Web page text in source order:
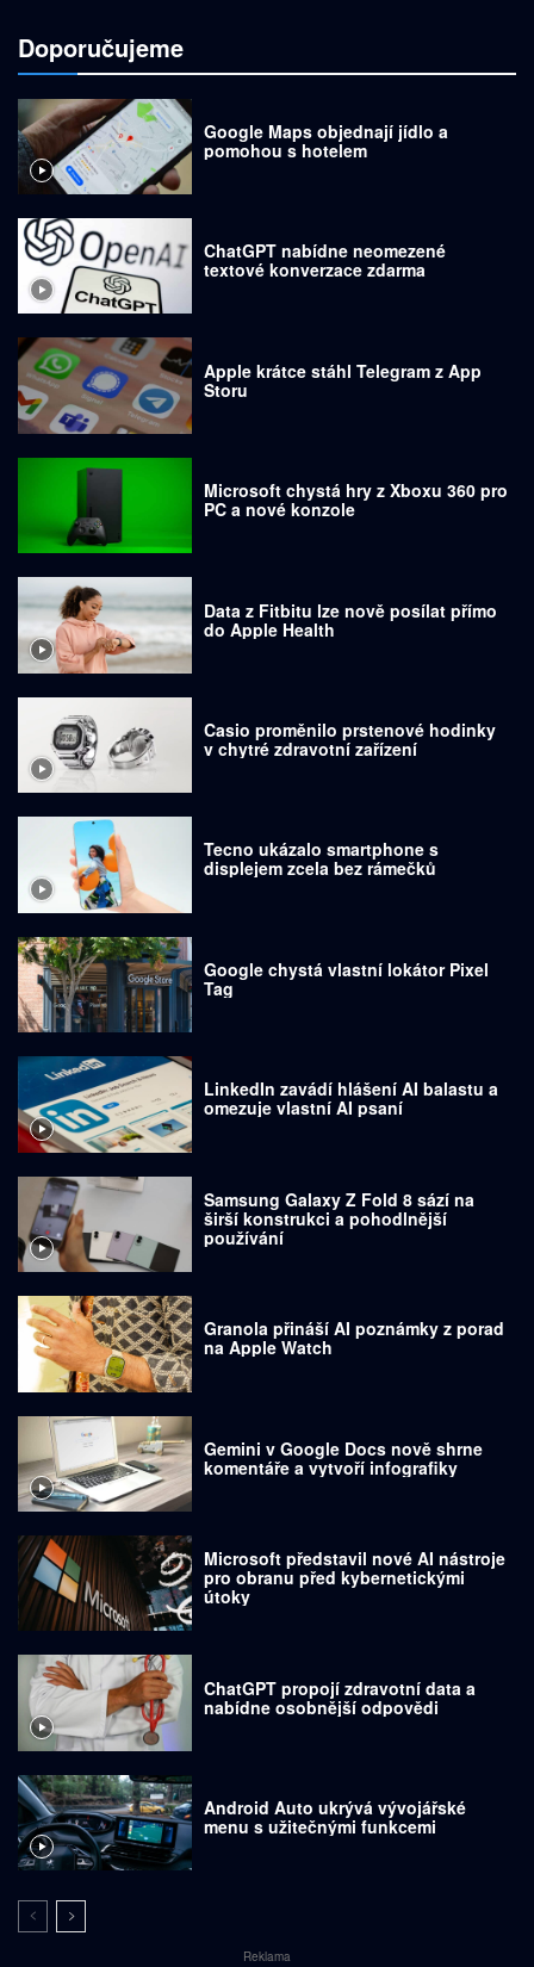
Doporučujeme
Google Maps objednají jídlo a
pomohou s hotelem
ChatGPT nabídne neomezené
textové konverzace zdarma
Apple krátce stáhl Telegram z App
Storu
Microsoft chystá hry z Xboxu 360 pro
PC a nové konzole
Data z Fitbitu lze nově posílat přímo
do Apple Health
Casio proměnilo prstenové hodinky
v chytré zdravotní zařízení
Tecno ukázalo smartphone s
displejem zcela bez rámečků
Google chystá vlastní lokátor Pixel
Tag
LinkedIn zavádí hlášení AI balastu a
omezuje vlastní AI psaní
Samsung Galaxy Z Fold 8 sází na
širší konstrukci a pohodlnější
používání
Granola přináší AI poznámky z porad
na Apple Watch
Gemini v Google Docs nově shrne
komentáře a vytvoří infografiky
Microsoft představil nové AI nástroje
pro obranu před kybernetickými
útoky
ChatGPT propojí zdravotní data a
nabídne osobnější odpovědi
Android Auto ukrývá vývojářské
menu s užitečnými funkcemi
Reklama